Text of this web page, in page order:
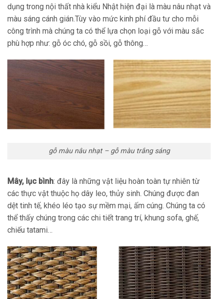
dụng trong nội thất nhà kiểu Nhật hiện đại là màu nâu nhạt và
màu sáng cánh gián.Tùy vào mức kinh phí đầu tư cho mỗi
công trình mà chúng ta có thể lựa chọn loại gỗ với màu sắc
phù hợp như: gỗ óc chó, gỗ sồi, gỗ thông…
gỗ màu nâu nhạt – gỗ màu trắng sáng
Mây, lục bình: đây là những vật liệu hoàn toàn tự nhiên từ
các thực vật thuộc họ dây leo, thủy sinh. Chúng được đan
dệt tinh tế, khéo léo tạo sự mềm mại, ấm cúng. Chúng ta có
thể thấy chúng trong các chi tiết trang trí, khung sofa, ghế,
chiếu tatami…